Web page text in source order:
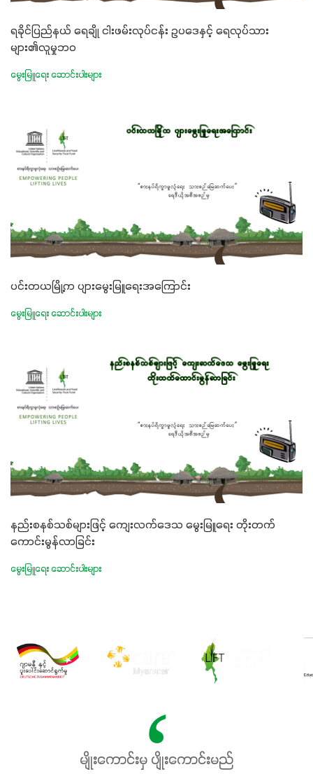
ရခိုင်ပြည်နယ် ရေချို ငါးဖမ်းလုပ်ငန်း ဥပဒေနှင့် ရေလုပ်သား
များ၏လူမှုဘဝ
မွေးမြူရေး ဆောင်းပါးများ
ပင်းတယမြို့က ပျားမွေးမြူရေးအကြောင်း
မွေးမြူရေး ဆောင်းပါးများ
နည်းစနစ်သစ်များဖြင့် ကျေးလက်ဒေသ မွေးမြူရေး တိုးတက်
ကောင်းမွန်လာခြင်း
မွေးမြူရေး ဆောင်းပါးများ
မျိုးကောင်းမှ ပျိုးကောင်းမည်